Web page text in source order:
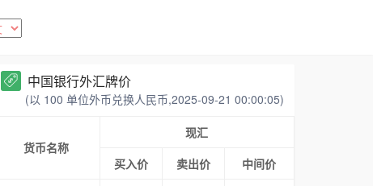
中国银行外汇牌价
(以 100 单位外币兑换人民币,2025-09-21 00:00:05)
货币名称
现汇
买入价
卖出价
中间价